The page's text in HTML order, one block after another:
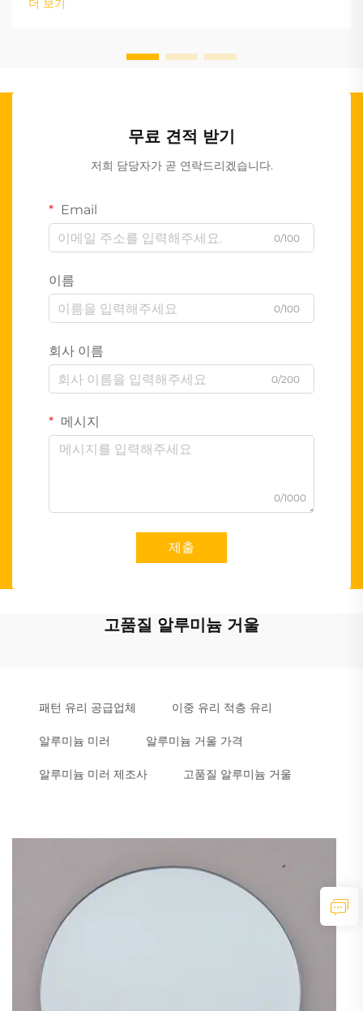
더 보기
무료 견적 받기
저희 담당자가 곧 연락드리겠습니다.
Email
0/100
이름
0/100
회사 이름
0/200
메시지
0/1000
제출
고품질 알루미늄 거울
패턴 유리 공급업체 이중 유리 적층 유리
알루미늄 미러 알루미늄 거울 가격
알루미늄 미러 제조사 고품질 알루미늄 거울